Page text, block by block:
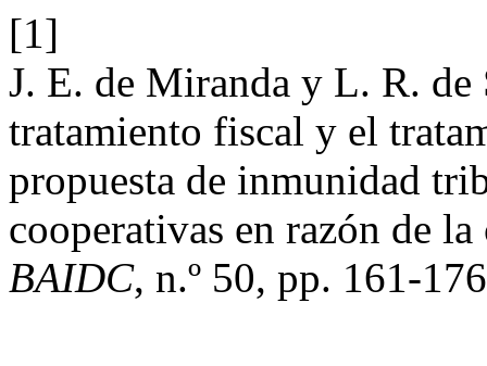
[1]
J. E. de Miranda y L. R. de
tratamiento fiscal y el
propuesta de inmunidad
cooperativas en razón de
BAIDC, n.º 50, pp. 161-